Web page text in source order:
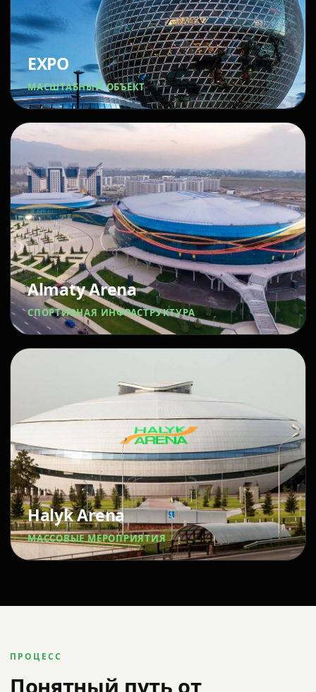
EXPO
МАСШТАБНЫЙ ОБЪЕКТ
Almaty Arena
СПОРТИВНАЯ ИНФРАСТРУКТУРА
Halyk Arena
МАССОВЫЕ МЕРОПРИЯТИЯ
ПРОЦЕСС
Понятный путь от